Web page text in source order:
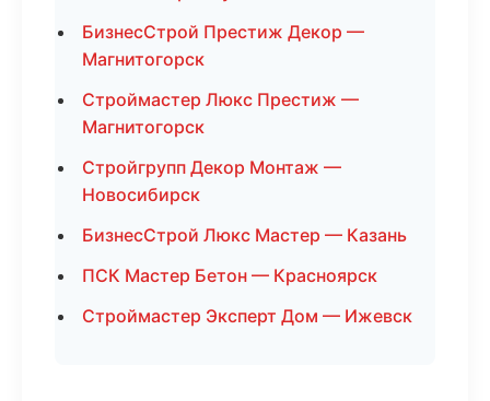
БизнесСтрой Престиж Декор —
Магнитогорск
Строймастер Люкс Престиж —
Магнитогорск
Стройгрупп Декор Монтаж —
Новосибирск
БизнесСтрой Люкс Мастер — Казань
ПСК Мастер Бетон — Красноярск
Строймастер Эксперт Дом — Ижевск